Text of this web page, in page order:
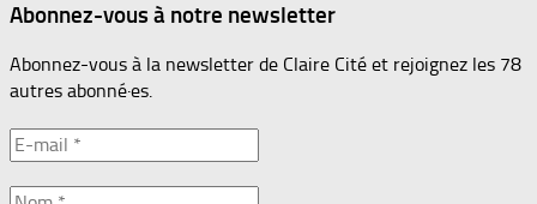
Abonnez-vous à notre newsletter
Abonnez-vous à la newsletter de Claire Cité et rejoignez les 78
autres abonné·es.